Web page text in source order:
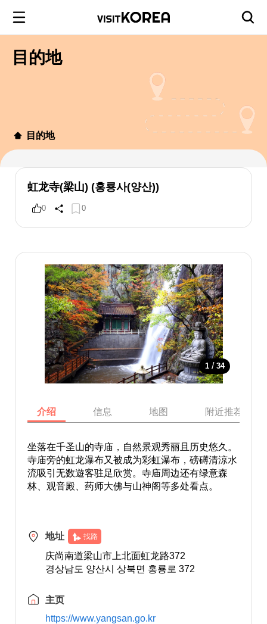
目的地
目的地
虹龙寺(梁山) (홍룡사(양산))
0 0
1 / 34
介绍 信息 地图 附近推荐景点
坐落在千圣山的寺庙，自然景观秀丽且历史悠久。
寺庙旁的虹龙瀑布又被成为彩虹瀑布，磅礡清涼水
流吸引无数遊客驻足欣赏。寺庙周边还有绿意森
林、观音殿、药师大佛与山神阁等多处看点。
地址 找路
庆尚南道梁山市上北面虹龙路372
경상남도 양산시 상북면 홍룡로 372
主页
https://www.yangsan.go.kr